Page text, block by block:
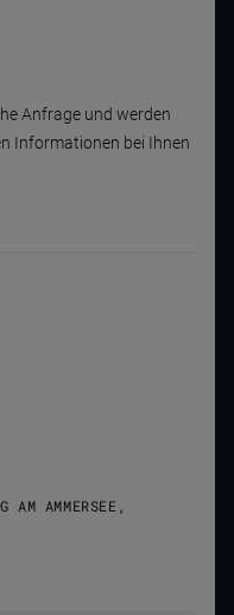
Anfrage und werden
Informationen bei Ihnen
AMMERSEE,